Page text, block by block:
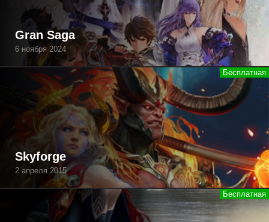
Gran Saga
6 ноября 2024
Skyforge
2 апреля 2015